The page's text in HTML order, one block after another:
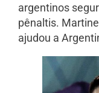
argentinos
pênaltis.
ajudou a